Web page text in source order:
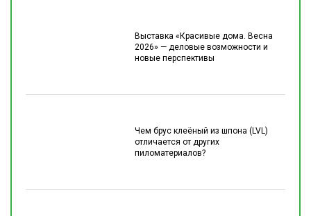
Выставка «Красивые дома. Весна
2026» — деловые возможности и
новые перспективы
Чем брус клеёный из шпона (LVL)
отличается от других
пиломатериалов?